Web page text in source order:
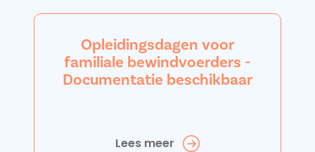
Opleidingsdagen voor
familiale bewindvoerders -
Documentatie beschikbaar
Lees meer